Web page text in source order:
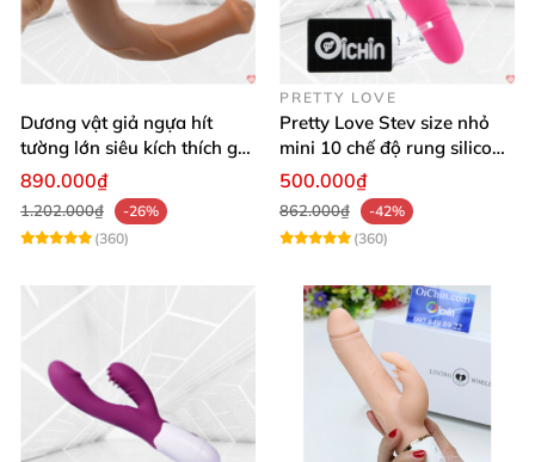
Dương vật giả ngựa hít
tường lớn siêu kích thích gai
nổi
890.000₫
1.202.000₫
-26%
(360)
PRETTY LOVE
Pretty Love Stev size nhỏ
mini 10 chế độ rung silicone
mềm
500.000₫
862.000₫
-42%
(360)